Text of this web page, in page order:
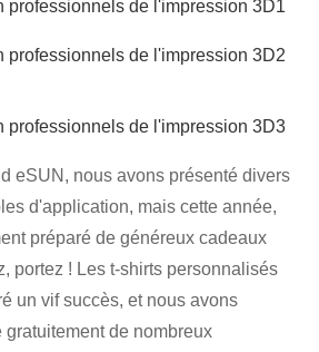
eSUN, nous avons présenté divers
d'application, mais cette année,
préparé de généreux cadeaux
portez ! Les t-shirts personnalisés
un vif succès, et nous avons
de nombreux